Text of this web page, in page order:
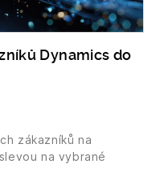
Dynamics do
zákazníků na
na vybrané